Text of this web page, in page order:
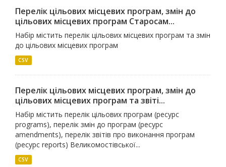
Перелік цільових місцевих програм, змін до
цільових місцевих програм Старосам...
Набір містить перелік цільових місцевих програм та змін
до цільових місцевих програм
CSV
Перелік цільових місцевих програм, змін до
цільових місцевих програм та звіті...
Набір містить перелік цільових програм (ресурс
programs), перелік змін до програм (ресурс
amendments), перелік звітів про виконання програм
(ресурс reports) Великомостівської...
CSV